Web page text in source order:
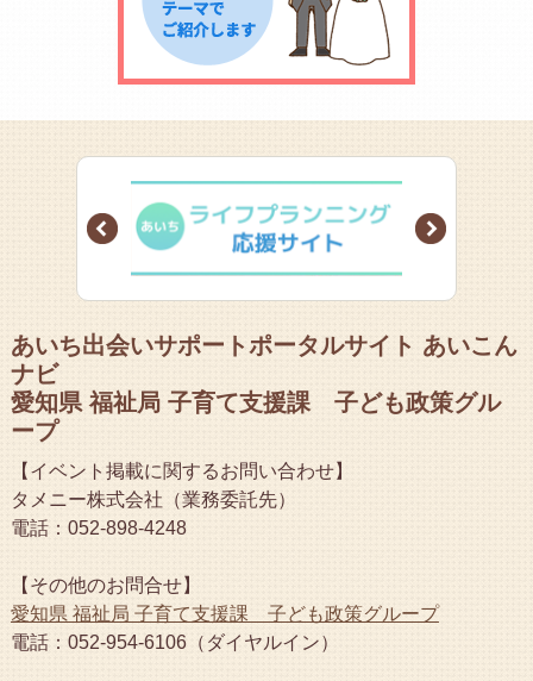
Prev Next
あいち出会いサポートポータルサイト あいこん
ナビ
愛知県 福祉局 子育て支援課 子ども政策グル
ープ
【イベント掲載に関するお問い合わせ】
タメニー株式会社（業務委託先）
電話：052-898-4248
【その他のお問合せ】
愛知県 福祉局 子育て支援課 子ども政策グループ
電話：052-954-6106（ダイヤルイン）